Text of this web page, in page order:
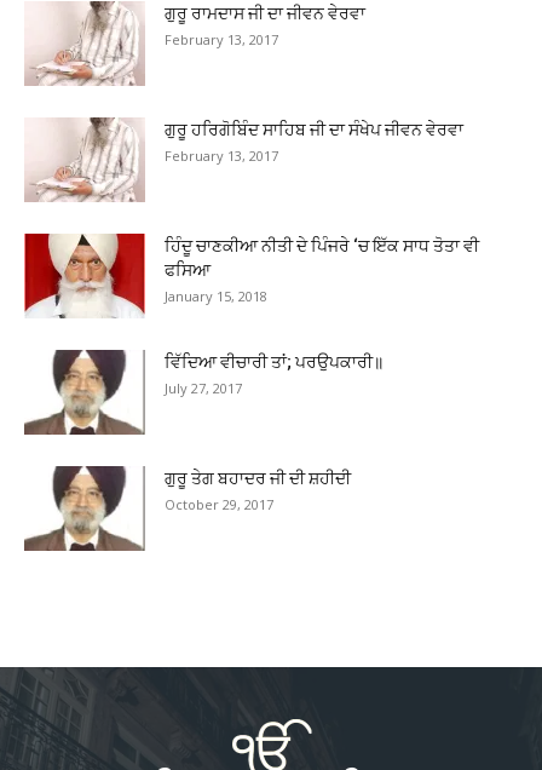
ਗੁਰੂ ਰਾਮਦਾਸ ਜੀ ਦਾ ਜੀਵਨ ਵੇਰਵਾ
February 13, 2017
ਗੁਰੂ ਹਰਿਗੋਬਿੰਦ ਸਾਹਿਬ ਜੀ ਦਾ ਸੰਖੇਪ ਜੀਵਨ ਵੇਰਵਾ
February 13, 2017
ਹਿੰਦੂ ਚਾਣਕੀਆ ਨੀਤੀ ਦੇ ਪਿੰਜਰੇ ‘ਚ ਇੱਕ ਸਾਧ ਤੋਤਾ ਵੀ
ਫਸਿਆ
January 15, 2018
ਵਿੱਦਿਆ ਵੀਚਾਰੀ ਤਾਂ; ਪਰਉਪਕਾਰੀ॥
July 27, 2017
ਗੁਰੂ ਤੇਗ ਬਹਾਦਰ ਜੀ ਦੀ ਸ਼ਹੀਦੀ
October 29, 2017